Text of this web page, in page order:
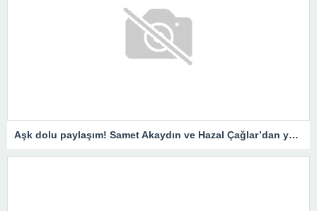
Aşk dolu paylaşım! Samet Akaydın ve Hazal Çağlar’dan yeni kareler